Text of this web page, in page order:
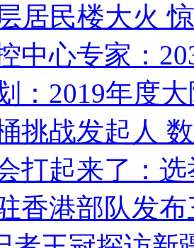
居民楼大火
中心专家：
：2019年度
挑战发起人
打起来了：
香港部队发